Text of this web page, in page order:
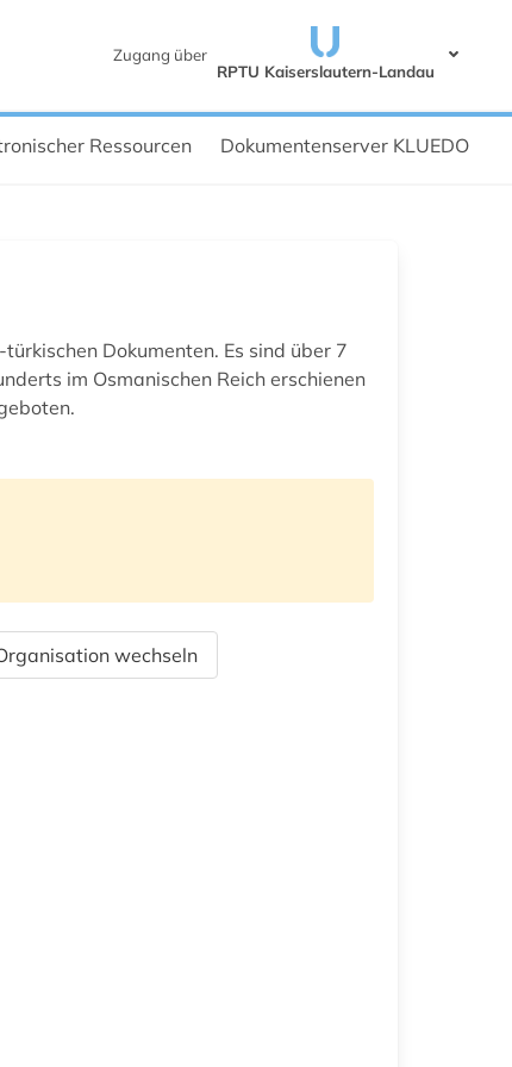
Zugang über
RPTU Kaiserslautern-Landau
Ressourcen Dokumentenserver KLUEDO
Dokumenten. Es sind über 7
im Osmanischen Reich erschienen
wechseln